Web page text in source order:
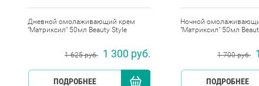
КУПИТЬ
Дневной омолаживающий крем
"Матриксил" 50мл Beauty Style
1 625 руб. 1 300 руб.
ПОДРОБНЕЕ КУПИТЬ
Ночной
"Матриксил" 50мл
1 700 руб.
ПОДРОБНЕЕ